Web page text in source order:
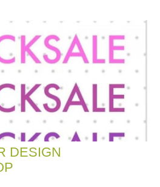
DESIGN